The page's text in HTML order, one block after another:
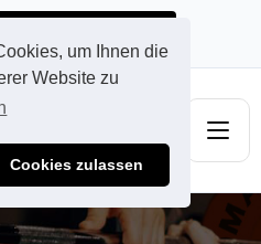
um Ihnen die
Website zu
Cookies zulassen